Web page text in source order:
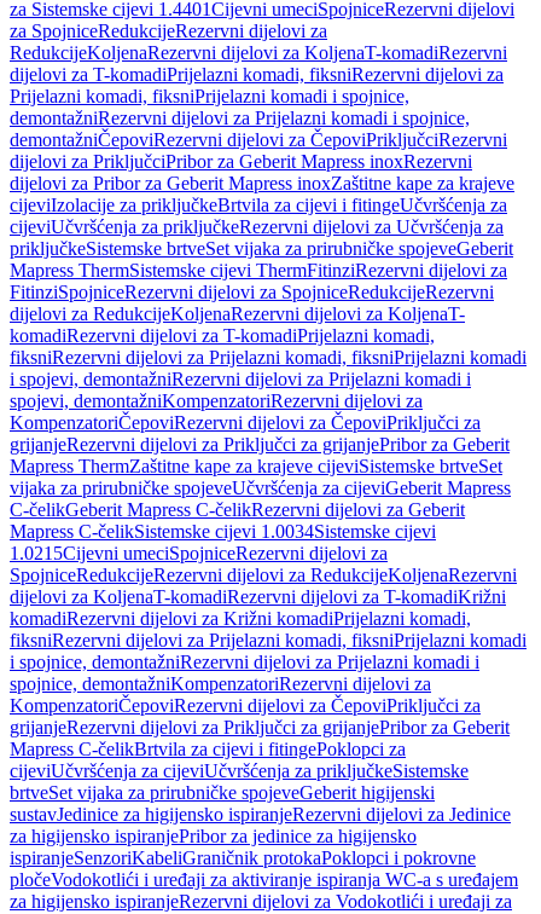
za Sistemske cijevi 1.4401Cijevni umeciSpojniceRezervni dijelovi
za SpojniceRedukcijeRezervni dijelovi za
RedukcijeKoljenaRezervni dijelovi za KoljenaT-komadiRezervni
dijelovi za T-komadiPrijelazni komadi, fiksniRezervni dijelovi za
Prijelazni komadi, fiksniPrijelazni komadi i spojnice,
demontažniRezervni dijelovi za Prijelazni komadi i spojnice,
demontažniČepoviRezervni dijelovi za ČepoviPriključciRezervni
dijelovi za PriključciPribor za Geberit Mapress inoxRezervni
dijelovi za Pribor za Geberit Mapress inoxZaštitne kape za krajeve
cijeviIzolacije za priključkeBrtvila za cijevi i fitingeUčvršćenja za
cijeviUčvršćenja za priključkeRezervni dijelovi za Učvršćenja za
priključkeSistemske brtveSet vijaka za prirubničke spojeveGeberit
Mapress ThermSistemske cijevi ThermFitinziRezervni dijelovi za
FitinziSpojniceRezervni dijelovi za SpojniceRedukcijeRezervni
dijelovi za RedukcijeKoljenaRezervni dijelovi za KoljenaT-
komadiRezervni dijelovi za T-komadiPrijelazni komadi,
fiksniRezervni dijelovi za Prijelazni komadi, fiksniPrijelazni komadi
i spojevi, demontažniRezervni dijelovi za Prijelazni komadi i
spojevi, demontažniKompenzatoriRezervni dijelovi za
KompenzatoriČepoviRezervni dijelovi za ČepoviPriključci za
grijanjeRezervni dijelovi za Priključci za grijanjePribor za Geberit
Mapress ThermZaštitne kape za krajeve cijeviSistemske brtveSet
vijaka za prirubničke spojeveUčvršćenja za cijeviGeberit Mapress
C-čelikGeberit Mapress C-čelikRezervni dijelovi za Geberit
Mapress C-čelikSistemske cijevi 1.0034Sistemske cijevi
1.0215Cijevni umeciSpojniceRezervni dijelovi za
SpojniceRedukcijeRezervni dijelovi za RedukcijeKoljenaRezervni
dijelovi za KoljenaT-komadiRezervni dijelovi za T-komadiKrižni
komadiRezervni dijelovi za Križni komadiPrijelazni komadi,
fiksniRezervni dijelovi za Prijelazni komadi, fiksniPrijelazni komadi
i spojnice, demontažniRezervni dijelovi za Prijelazni komadi i
spojnice, demontažniKompenzatoriRezervni dijelovi za
KompenzatoriČepoviRezervni dijelovi za ČepoviPriključci za
grijanjeRezervni dijelovi za Priključci za grijanjePribor za Geberit
Mapress C-čelikBrtvila za cijevi i fitingePoklopci za
cijeviUčvršćenja za cijeviUčvršćenja za priključkeSistemske
brtveSet vijaka za prirubničke spojeveGeberit higijenski
sustavJedinice za higijensko ispiranjeRezervni dijelovi za Jedinice
za higijensko ispiranjePribor za jedinice za higijensko
ispiranjeSenzoriKabeliGraničnik protokaPoklopci i pokrovne
pločeVodokotlići i uređaji za aktiviranje ispiranja WC-a s uređajem
za higijensko ispiranjeRezervni dijelovi za Vodokotlići i uređaji za